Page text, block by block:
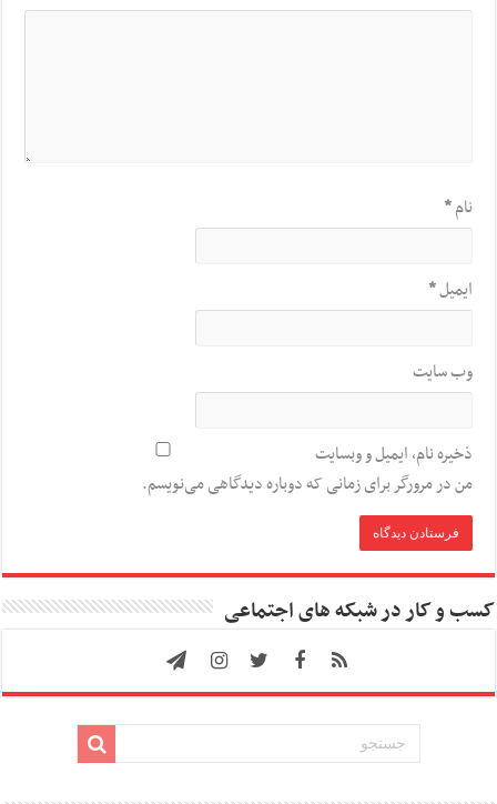
نام*
ایمیل*
وب‌ سایت
ذخیره نام، ایمیل و وبسایت
من در مرورگر برای زمانی که دوباره دیدگاهی می‌نویسم.
کسب و کار در شبکه های اجتماعی